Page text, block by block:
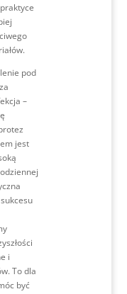
pod
–
jest
i
To dla
być